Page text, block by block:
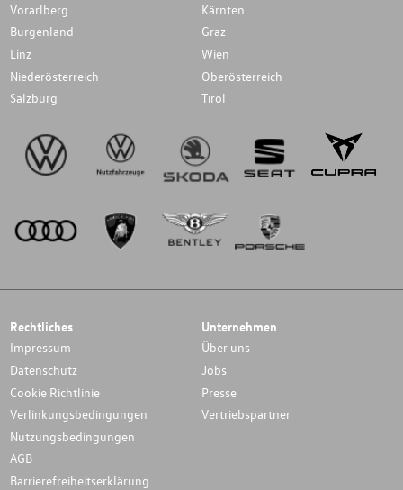
Vorarlberg
Kärnten
Burgenland
Graz
Linz
Wien
Niederösterreich
Oberösterreich
Salzburg
Tirol
Rechtliches
Impressum
Datenschutz
Cookie Richtlinie
Verlinkungsbedingungen
Nutzungsbedingungen
AGB
Barrierefreiheitserklärung
Unternehmen
Über uns
Jobs
Presse
Vertriebspartner